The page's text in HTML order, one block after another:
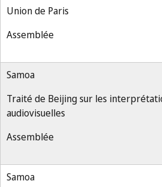
Union de Paris
Assemblée
Samoa
Traité de Beijing sur les
audiovisuelles
Assemblée
Samoa